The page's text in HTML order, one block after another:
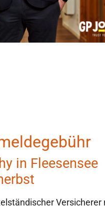
in Fleesensee
Versicherer